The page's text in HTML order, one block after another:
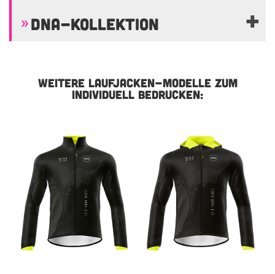
DNA-KOLLEKTION
WEITERE LAUFJACKEN-MODELLE ZUM
INDIVIDUELL BEDRUCKEN: